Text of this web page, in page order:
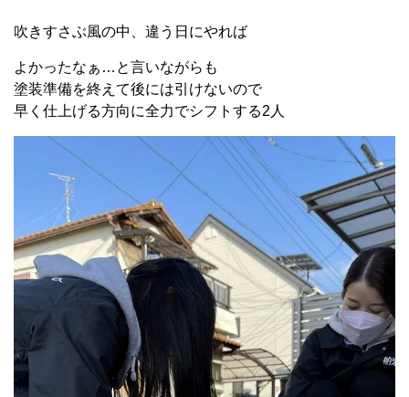
吹きすさぶ風の中、違う日にやれば
よかったなぁ…と言いながらも
塗装準備を終えて後には引けないので
早く仕上げる方向に全力でシフトする2人